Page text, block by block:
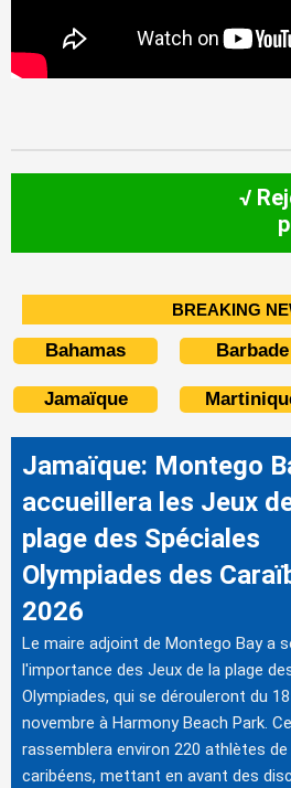
√
BREAKING
Bahamas Barbade
Jamaïque
Jamaïque: Montego
accueillera les Jeux
plage des Spéciales
Olympiades des
2026
Le maire adjoint de Montego Bay a
l'importance des Jeux de la plage
Olympiades, qui se dérouleront du
novembre à Harmony Beach Park.
rassemblera environ 220 athlètes de
caribéens, mettant en avant des